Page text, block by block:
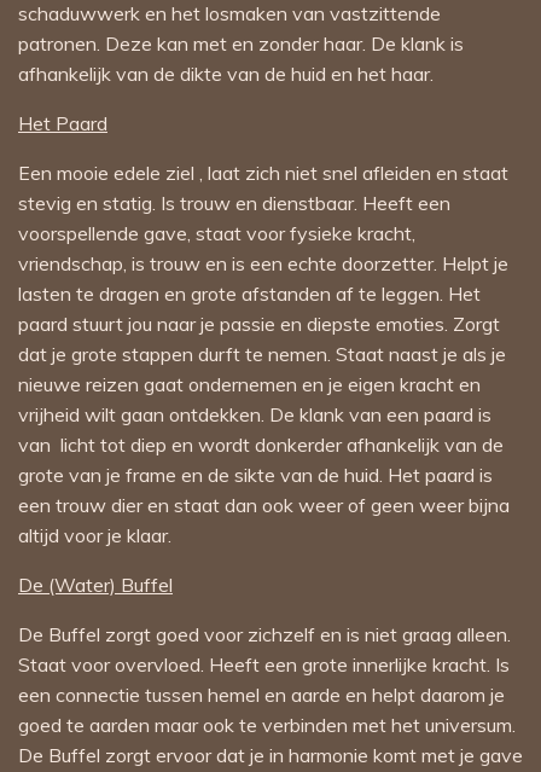
schaduwwerk en het losmaken van vastzittende
patronen. Deze kan met en zonder haar. De klank is
afhankelijk van de dikte van de huid en het haar.
Het Paard
Een mooie edele ziel , laat zich niet snel afleiden en staat
stevig en statig. Is trouw en dienstbaar. Heeft een
voorspellende gave, staat voor fysieke kracht,
vriendschap, is trouw en is een echte doorzetter. Helpt je
lasten te dragen en grote afstanden af te leggen. Het
paard stuurt jou naar je passie en diepste emoties. Zorgt
dat je grote stappen durft te nemen. Staat naast je als je
nieuwe reizen gaat ondernemen en je eigen kracht en
vrijheid wilt gaan ontdekken. De klank van een paard is
van licht tot diep en wordt donkerder afhankelijk van de
grote van je frame en de sikte van de huid. Het paard is
een trouw dier en staat dan ook weer of geen weer bijna
altijd voor je klaar.
De (Water) Buffel
De Buffel zorgt goed voor zichzelf en is niet graag alleen.
Staat voor overvloed. Heeft een grote innerlijke kracht. Is
een connectie tussen hemel en aarde en helpt daarom je
goed te aarden maar ook te verbinden met het universum.
De Buffel zorgt ervoor dat je in harmonie komt met je gave